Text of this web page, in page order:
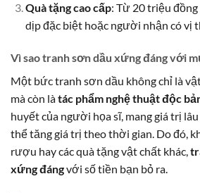
Quà tặng cao cấp: Từ 20 triệu
dịp đặc biệt hoặc người nhận có vị
Vì sao tranh sơn dầu xứng đáng với
Một bức tranh sơn dầu không chỉ là
mà còn làtác phẩm nghệ thuật độc
huyết của người họa sĩ, mang giá trị lâu
thể tăng giá trị theo thời gian. Do đó,
rượu hay các quà tặng vật chất khác,
xứng đángvới số tiền bạn bỏ ra.